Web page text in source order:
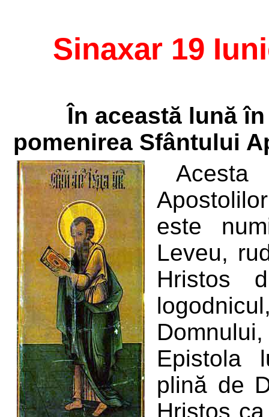
Sinaxar 19
În această lună
pomenirea Sfântului
este
Leveu,
Hristos
Epistola
plină de
Hristos